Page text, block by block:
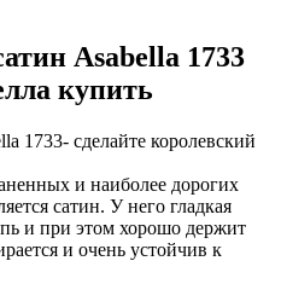
Asabella 1733
купить
1733- сделайте королевский
и наиболее дорогих
сатин. У него гладкая
и при этом хорошо держит
и очень устойчив к